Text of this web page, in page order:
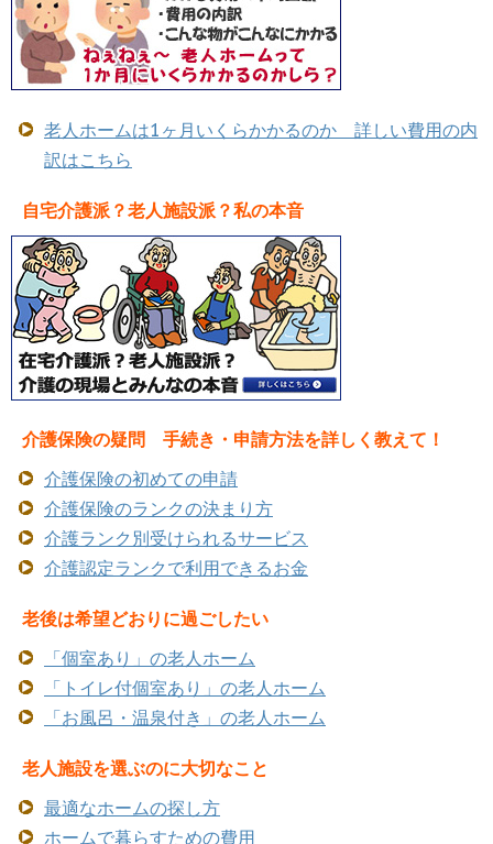
老人ホームは1ヶ月いくらかかるのか 詳しい費用の内
訳はこちら
自宅介護派？老人施設派？私の本音
介護保険の疑問 手続き・申請方法を詳しく教えて！
介護保険の初めての申請
介護保険のランクの決まり方
介護ランク別受けられるサービス
介護認定ランクで利用できるお金
老後は希望どおりに過ごしたい
「個室あり」の老人ホーム
「トイレ付個室あり」の老人ホーム
「お風呂・温泉付き」の老人ホーム
老人施設を選ぶのに大切なこと
最適なホームの探し方
ホームで暮らすための費用